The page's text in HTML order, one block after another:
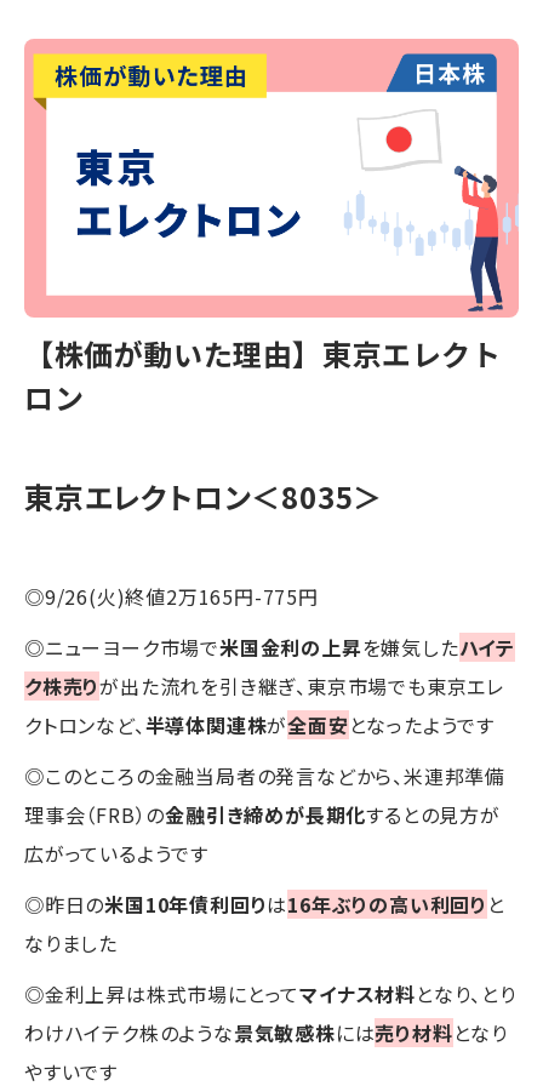
【株価が動いた理由】東京エレクト
ロン
東京エレクトロン＜8035＞
◎9/26(火)終値2万165円-775円
◎ニューヨーク市場で米国金利の上昇を嫌気したハイテ
ク株売りが出た流れを引き継ぎ、東京市場でも東京エレ
クトロンなど、半導体関連株が全面安となったようです
◎このところの金融当局者の発言などから、米連邦準備
理事会（FRB）の金融引き締めが長期化するとの見方が
広がっているようです
◎昨日の米国10年債利回りは16年ぶりの高い利回り と
なりました
◎金利上昇は株式市場にとってマイナス材料となり、とり
わけハイテク株のような景気敏感株には売り材料となり
やすいです